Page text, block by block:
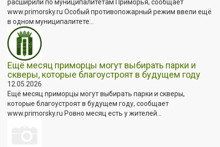
расширили по муниципалитетам Приморья, сообщает
www.primorsky.ru Особый противопожарный режим ввели ещё
в одном муниципалитете...
Ещё месяц приморцы могут выбирать парки и
скверы, которые благоустроят в будущем году
12.05.2026
Ещё месяц приморцы могут выбирать парки и скверы,
которые благоустроят в будущем году, сообщает
www.primorsky.ru Ровно месяц есть у жителей...